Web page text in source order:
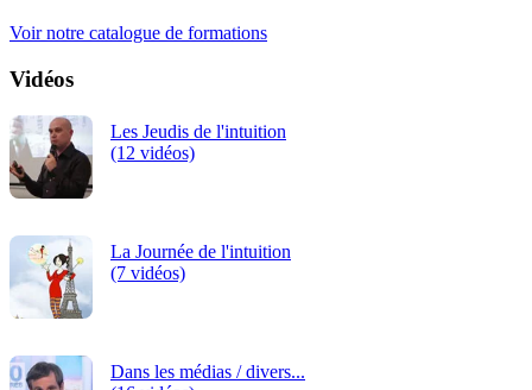
Voir notre catalogue de formations
Vidéos
Les Jeudis de l'intuition
(12 vidéos)
La Journée de l'intuition
(7 vidéos)
Dans les médias / divers...